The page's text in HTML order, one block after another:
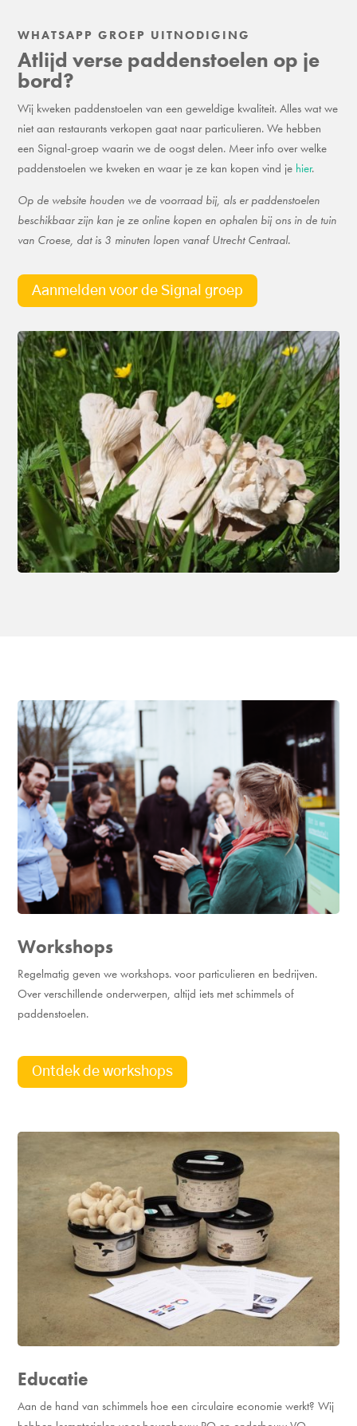
WHATSAPP GROEP UITNODIGING
Atlijd verse paddenstoelen op je
bord?
Wij kweken paddenstoelen van een geweldige kwaliteit. Alles wat we
niet aan restaurants verkopen gaat naar particulieren. We hebben
een Signal-groep waarin we de oogst delen. Meer info over welke
paddenstoelen we kweken en waar je ze kan kopen vind je hier.
Op de website houden we de voorraad bij, als er paddenstoelen
beschikbaar zijn kan je ze online kopen en ophalen bij ons in de tuin
van Croese, dat is 3 minuten lopen vanaf Utrecht Centraal.
Aanmelden voor de Signal groep
Workshops
Regelmatig geven we workshops. voor particulieren en bedrijven.
Over verschillende onderwerpen, altijd iets met schimmels of
paddenstoelen.
Ontdek de workshops
Educatie
Aan de hand van schimmels hoe een circulaire economie werkt? Wij